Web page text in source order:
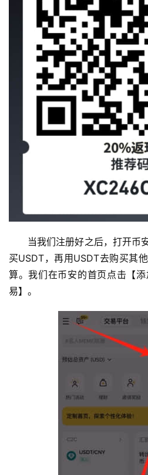
当我们注册好之后，打开币
买USDT，再用USDT去购买其
算。我们在币安的首页点击【
易】。